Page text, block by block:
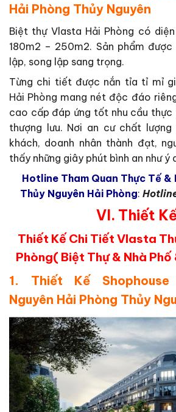
Hải Phòng Thủy Nguyên
Biệt thự Vlasta Hải Phòng có
180m2 – 250m2. Sản phẩm
lập, song lập sang trọng.
Từng chi tiết được nắn tỉa tỉ mỉ
Hải Phòng mang nét độc đáo
cao cấp đáp ứng tốt nhu cầu thực
thượng lưu. Nơi an cư chất
khách, doanh nhân thành đạt,
thấy những giây phút bình an như ý
Hotline Tham Quan Thực Tế
Thủy Nguyên Hải Phòng:
VI. Thiết
Thiết Kế Chi Tiết Vlasta
Phòng( Biệt Thự & Nhà
1. Thiết Kế
Nguyên Hải Phòng Thủy